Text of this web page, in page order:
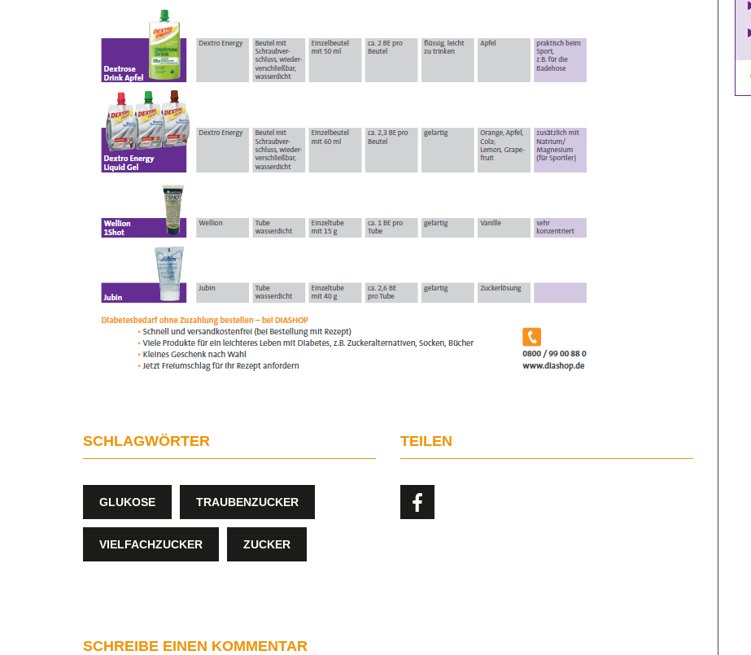
SCHLAGWÖRTER
GLUKOSE TRAUBENZUCKER
VIELFACHZUCKER ZUCKER
TEILEN
SCHREIBE EINEN KOMMENTAR